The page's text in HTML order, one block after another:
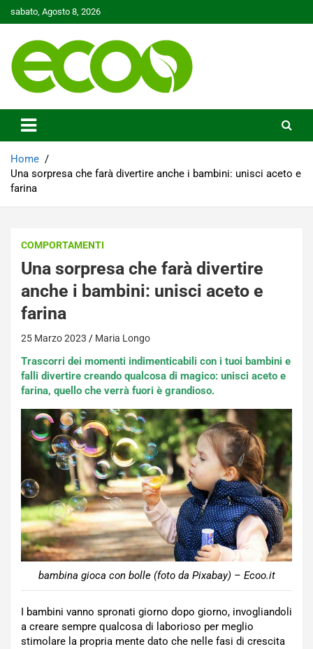
to
sabato, Agosto 8, 2026
Ecoo.it
Home
Una sorpresa che farà divertire anche i bambini: unisci aceto e
farina
COMPORTAMENTI
Una sorpresa che farà divertire
anche i bambini: unisci aceto e
farina
25 Marzo 2023 Maria Longo
Trascorri dei momenti indimenticabili con i tuoi bambini e
falli divertire creando qualcosa di magico: unisci aceto e
farina, quello che verrà fuori è grandioso.
bambina gioca con bolle (foto da Pixabay) – Ecoo.it
I bambini vanno spronati giorno dopo giorno, invogliandoli
a creare sempre qualcosa di laborioso per meglio
stimolare la propria mente dato che nelle fasi di crescita